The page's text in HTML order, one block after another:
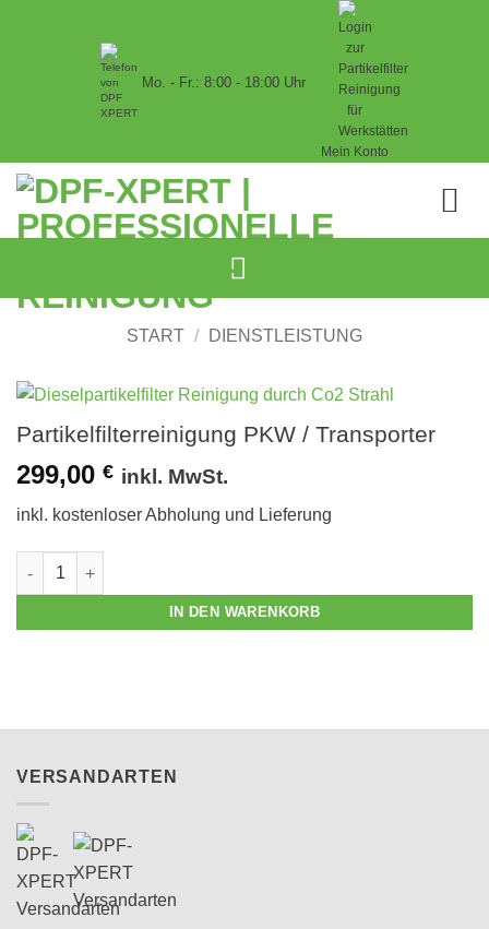
Mo. - Fr.: 8:00 - 18:00 Uhr
Mein Konto
START / DIENSTLEISTUNG
Partikelfilterreinigung PKW / Transporter
299,00 € inkl. MwSt.
inkl. kostenloser Abholung und Lieferung
Partikelfilterreinigung PKW / Transporter Menge
IN DEN WARENKORB
VERSANDARTEN